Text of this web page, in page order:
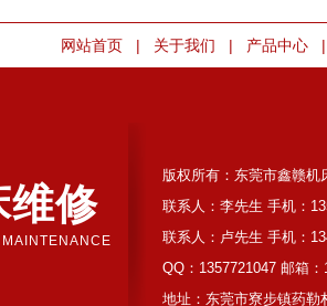
网站首页 | 关于我们 | 产品中心 |
维修
版权所有：东莞市鑫赣机
联系人：李先生 手机：
联系人：卢先生 手机：
QQ：1357721047 邮箱
地址：东莞市寮步镇药勒